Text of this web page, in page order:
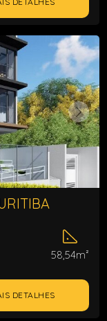
58,54m²
DETALHES